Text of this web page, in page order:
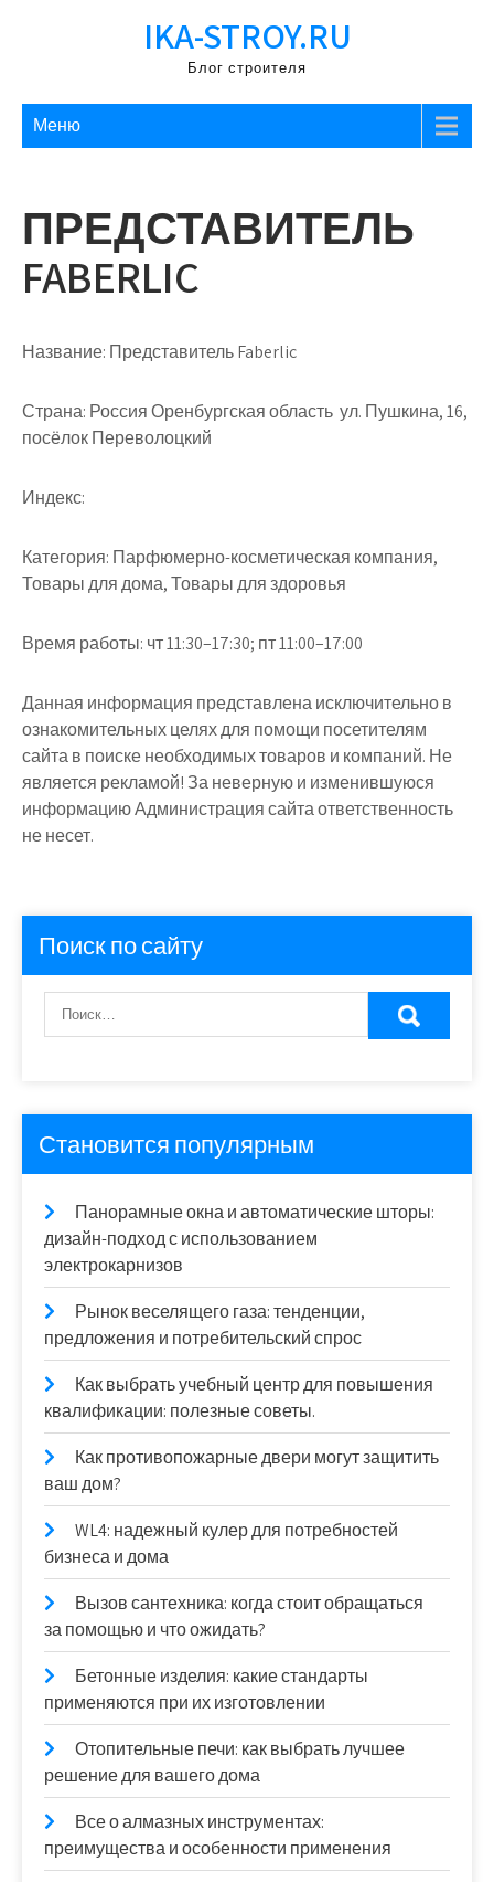
IKA-STROY.RU
Блог строителя
Меню
ПРЕДСТАВИТЕЛЬ
FABERLIC
Название: Представитель Faberlic
Страна: Россия Оренбургская область ул. Пушкина, 16,
посёлок Переволоцкий
Индекс:
Категория: Парфюмерно-косметическая компания,
Товары для дома, Товары для здоровья
Время работы: чт 11:30–17:30; пт 11:00–17:00
Данная информация представлена исключительно в
ознакомительных целях для помощи посетителям
сайта в поиске необходимых товаров и компаний. Не
является рекламой! За неверную и изменившуюся
информацию Администрация сайта ответственность
не несет.
Поиск по сайту
Становится популярным
Панорамные окна и автоматические шторы:
дизайн-подход с использованием
электрокарнизов
Рынок веселящего газа: тенденции,
предложения и потребительский спрос
Как выбрать учебный центр для повышения
квалификации: полезные советы.
Как противопожарные двери могут защитить
ваш дом?
WL4: надежный кулер для потребностей
бизнеса и дома
Вызов сантехника: когда стоит обращаться
за помощью и что ожидать?
Бетонные изделия: какие стандарты
применяются при их изготовлении
Отопительные печи: как выбрать лучшее
решение для вашего дома
Все о алмазных инструментах:
преимущества и особенности применения